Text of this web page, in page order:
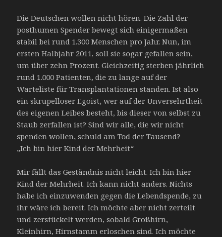
Die Deutschen wollen nicht hören. Die Zahl der
posthumen Spender bewegt sich einigermaßen
stabil bei rund 1.300 Menschen pro Jahr. Nun, im
ersten Halbjahr 2011, soll sie sogar gefallen sein,
um über zehn Prozent. Gleichzeitig sterben jährlich
rund 1.000 Patienten, die zu lange auf der
Warteliste für Transplantationen standen. Ist also
ein skrupelloser Egoist, wer auf der Unversehrtheit
des eigenen Leibes besteht, bis dieser von selbst zu
Staub zerfallen ist? Sind wir alle, die wir nicht
spenden wollen, schuld am Tod der Tausend?
„Ich bin hier Kind der Mehrheit“
Mir fällt das Geständnis nicht leicht. Ich bin hier
Kind der Mehrheit. Ich kann nicht anders. Nichts
habe ich einzuwenden gegen die Lebendspende, zu
ihr wäre ich bereit. Ich möchte aber nicht zerteilt
und zerstückelt werden, sobald Großhirn,
Kleinhirn, Hirnstamm erloschen sind. Ich möchte